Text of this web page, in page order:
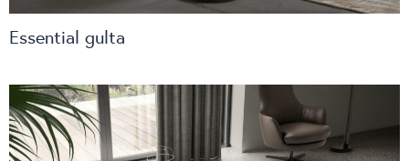
Essential gulta